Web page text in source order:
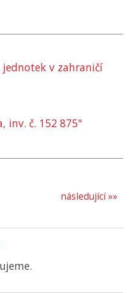
v zahraničí
inv. č. 152 875"
následující »»